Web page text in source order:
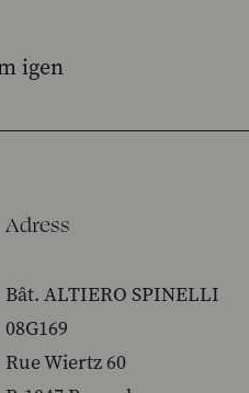
igen
Adress
Bât. ALTIERO SPINELLI
08G169
Rue Wiertz 60